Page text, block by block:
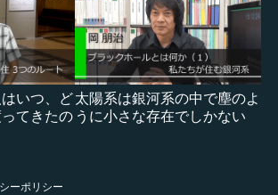
いつ、ど
てきたの
太陽系は銀河系の中で塵のよ
うに小さな存在でしかない
ーポリシー